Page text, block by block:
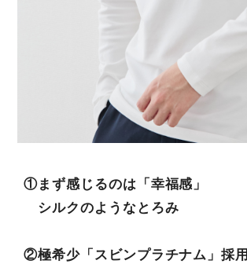
①まず感じるのは「幸福感」
シルクのようなとろみ
②極希少「スビンプラチナム」採用